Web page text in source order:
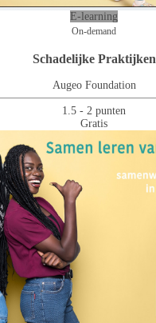
E-learning
On-demand
Schadelijke Praktijken
Augeo Foundation
1.5 - 2 punten
Gratis